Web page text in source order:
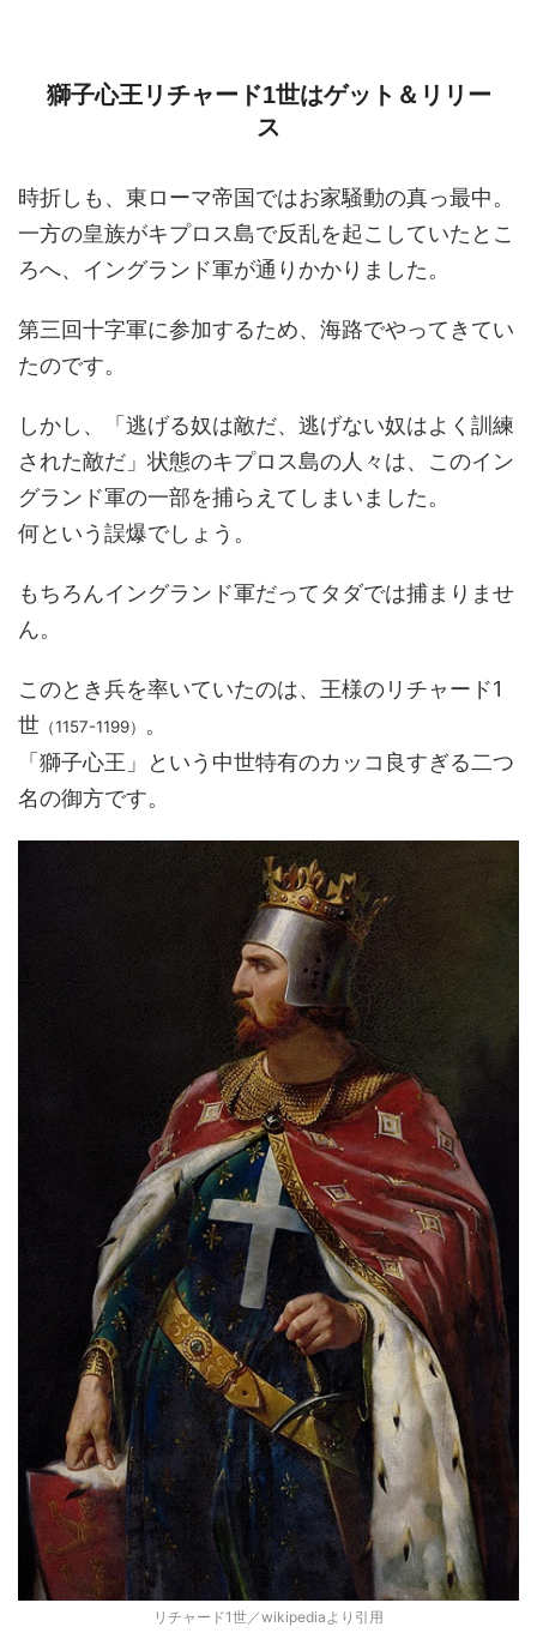
獅子心王リチャード1世はゲット＆リリー
ス
時折しも、東ローマ帝国ではお家騒動の真っ最中。
一方の皇族がキプロス島で反乱を起こしていたとこ
ろへ、イングランド軍が通りかかりました。
第三回十字軍に参加するため、海路でやってきてい
たのです。
しかし、「逃げる奴は敵だ、逃げない奴はよく訓練
された敵だ」状態のキプロス島の人々は、このイン
グランド軍の一部を捕らえてしまいました。
何という誤爆でしょう。
もちろんイングランド軍だってタダでは捕まりませ
ん。
このとき兵を率いていたのは、王様のリチャード1
世 （1157-1199）
。
「獅子心王」という中世特有のカッコ良すぎる二つ
名の御方です。
リチャード1世／wikipediaより引用